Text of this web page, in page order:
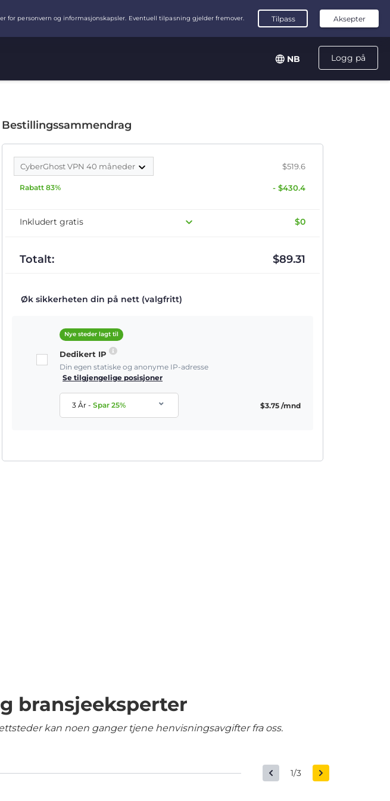
Logg på
NB
Bestillingssammendrag
CyberGhost VPN 40 måneder $519.6
Rabatt 83% - $430.4
Inkludert gratis $0
Totalt: $89.31
Øk sikkerheten din på nett (valgfritt)
Nye steder lagt til
Dedikert IP
Din egen statiske og anonyme IP-adresse
Se tilgjengelige posisjoner
3 År-Spar25% $3.75 /mnd
bransjeeksperter
kan noen ganger tjene henvisningsavgifter fra oss.
1/3